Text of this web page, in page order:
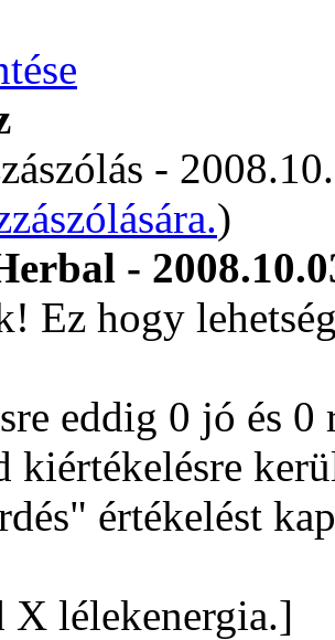
-
)
-
Ez hogy
eddig 0 jó és 0
kiértékelésre
értékelést
X lélekenergia.]